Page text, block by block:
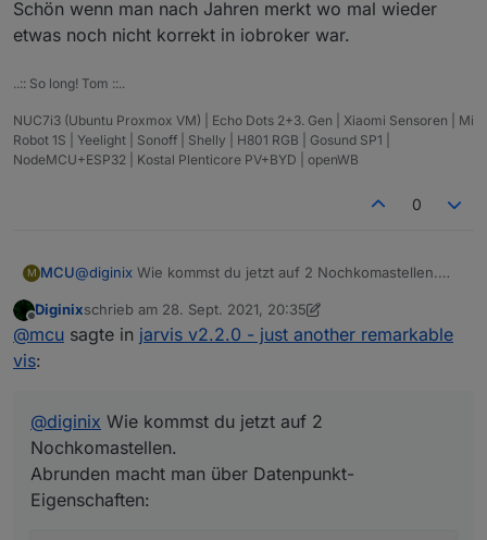
Wenn du die Namen selbst vegibst, kannst du es ja
ändern.
Schön wenn man nach Jahren merkt wo mal wieder
etwas noch nicht korrekt in iobroker war.
..:: So long! Tom ::..
NUC7i3 (Ubuntu Proxmox VM) | Echo Dots 2+3. Gen | Xiaomi Sensoren | Mi
Robot 1S | Yeelight | Sonoff | Shelly | H801 RGB | Gosund SP1 |
NodeMCU+ESP32 | Kostal Plenticore PV+BYD | openWB
0
M MCU@diginix Wie kommst du jetzt auf 2 Nochkomastellen.
Abrunden macht man über Datenpunkt-Eigenschaften:
Diginixschrieb am 28. Sept. 2021, 20:35
zuletzt editiert von Diginix
@mcu sagte in jarvis v2.2.0 - just another remarkable
vis:
@diginix Wie kommst du jetzt auf 2
Nochkomastellen.
Abrunden macht man über Datenpunkt-
Eigenschaften: